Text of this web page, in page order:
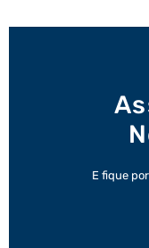
E fique